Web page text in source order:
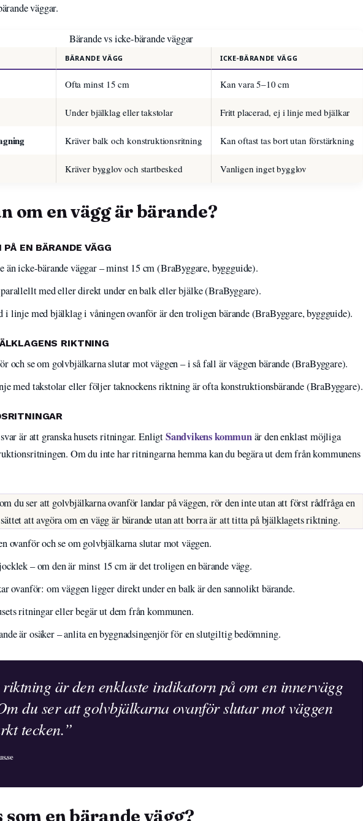
väggar.
Bärande vs icke‑bärande väggar
BÄRANDE VÄGG ICKE‑BÄRANDE VÄGG
Ofta minst 15 cm Kan vara 5–10 cm
Under bjälklag eller takstolar Fritt placerad, ej i linje med bjälkar
Kräver balk och konstruktionsritning Kan oftast tas bort utan förstärkning
Kräver bygglov och startbesked Vanligen inget bygglov
om en vägg är bärande?
EN BÄRANDE VÄGG
än icke-bärande väggar – minst 15 cm (BraByggare, byggguide).
med eller direkt under en balk eller bjälke (BraByggare).
i linje med bjälklag i våningen ovanför är den troligen bärande (BraByggare, byggguide).
RIKTNING
och se om golvbjälkarna slutar mot väggen – i så fall är väggen bärande (BraByggare).
med takstolar eller följer taknockens riktning är ofta konstruktionsbärande (BraByggare).
är att granska husets ritningar. EnligtSandvikens kommunär den enklast möjliga
Om du inte har ritningarna hemma kan du begära ut dem från kommunens
du ser att golvbjälkarna ovanför landar på väggen, rör den inte utan att först rådfråga en
att avgöra om en vägg är bärande utan att borra är att titta på bjälklagets riktning.
ovanför och se om golvbjälkarna slutar mot väggen.
– om den är minst 15 cm är det troligen en bärande vägg.
ovanför: om väggen ligger direkt under en balk är den sannolikt bärande.
ritningar eller begär ut dem från kommunen.
är osäker – anlita en byggnadsingenjör för en slutgiltig bedömning.
är den enklaste indikatorn på om en innervägg
du ser att golvbjälkarna ovanför slutar mot väggen
tecken.”
som en bärande vägg?